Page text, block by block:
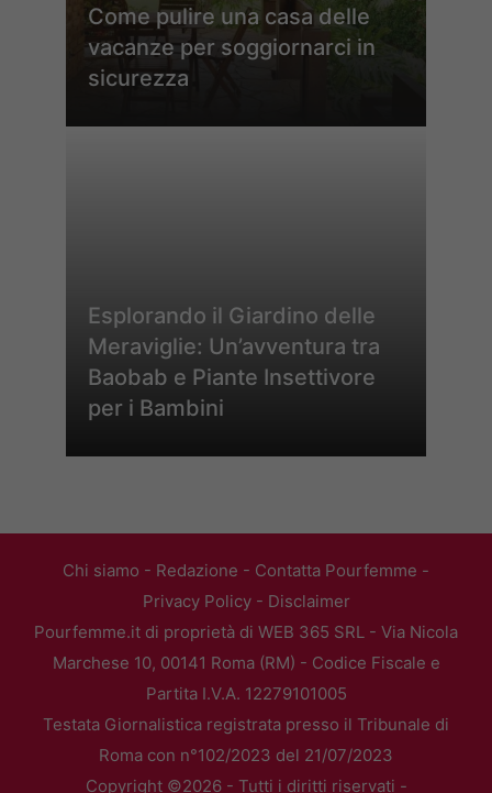
Come pulire una casa delle
vacanze per soggiornarci in
sicurezza
Esplorando il Giardino delle
Meraviglie: Un’avventura tra
Baobab e Piante Insettivore
per i Bambini
Chi siamo - Redazione - Contatta Pourfemme -
Privacy Policy- Disclaimer
Pourfemme.it di proprietà di WEB 365 SRL - Via Nicola
Marchese 10, 00141 Roma (RM) - Codice Fiscale e
Partita I.V.A. 12279101005
Testata Giornalistica registrata presso il Tribunale di
Roma con n°102/2023 del 21/07/2023
Copyright ©2026 - Tutti i diritti riservati -